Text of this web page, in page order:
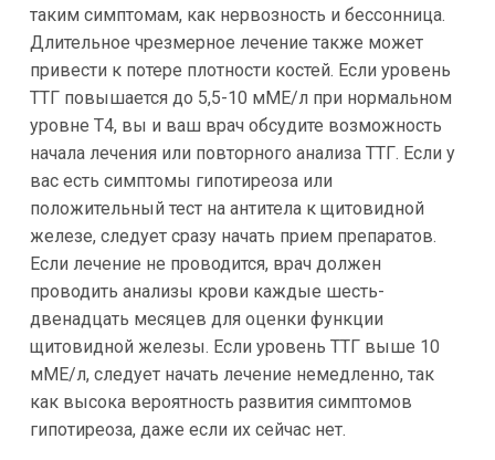
таким симптомам, как нервозность и бессонница.
Длительное чрезмерное лечение также может
привести к потере плотности костей. Если уровень
ТТГ повышается до 5,5-10 мМЕ/л при нормальном
уровне Т4, вы и ваш врач обсудите возможность
начала лечения или повторного анализа ТТГ. Если у
вас есть симптомы гипотиреоза или
положительный тест на антитела к щитовидной
железе, следует сразу начать прием препаратов.
Если лечение не проводится, врач должен
проводить анализы крови каждые шесть-
двенадцать месяцев для оценки функции
щитовидной железы. Если уровень ТТГ выше 10
мМЕ/л, следует начать лечение немедленно, так
как высока вероятность развития симптомов
гипотиреоза, даже если их сейчас нет.